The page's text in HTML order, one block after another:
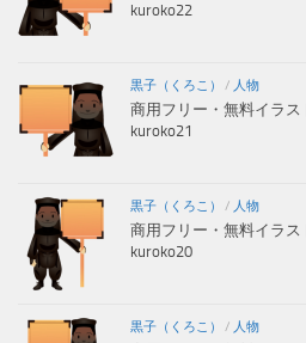
kuroko22
黒子（くろこ） / 人物
商用フリー・無料イラ
kuroko21
黒子（くろこ） / 人物
商用フリー・無料イラ
kuroko20
黒子（くろこ） / 人物